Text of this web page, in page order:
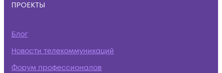
ПРОЕКТЫ
Блог
Новости телекоммуникаций
Форум профессионалов